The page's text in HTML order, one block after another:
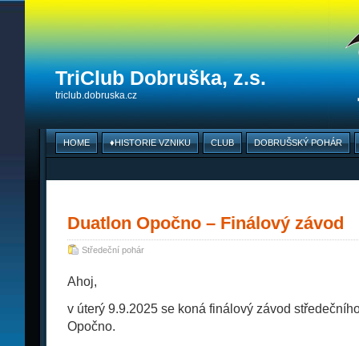
TriClub Dobruška, z.s.
triclub.dobruska.cz
HOME ♦HISTORIE VZNIKU CLUB DOBRUŠSKÝ POHÁR
Duatlon Opočno – Finálový závod
Středeční pohár
Ahoj,
v úterý 9.9.2025 se koná finálový závod
Opočno.